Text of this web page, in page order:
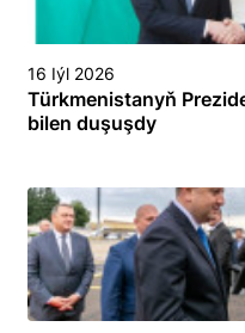
16 Iýl 2026
Türkmenistanyň
bilen duşuşdy